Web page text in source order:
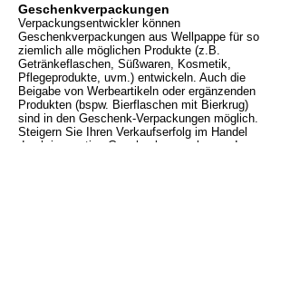
Geschenkverpackungen
Verpackungsentwickler können
Geschenkverpackungen aus Wellpappe für so
ziemlich alle möglichen Produkte (z.B.
Getränkeflaschen, Süßwaren, Kosmetik,
Pflegeprodukte, uvm.) entwickeln. Auch die
Beigabe von Werbeartikeln oder ergänzenden
Produkten (bspw. Bierflaschen mit Bierkrug)
sind in den Geschenk-Verpackungen möglich.
Steigern Sie Ihren Verkaufserfolg im Handel
durch innovative Geschenkverpackungen!